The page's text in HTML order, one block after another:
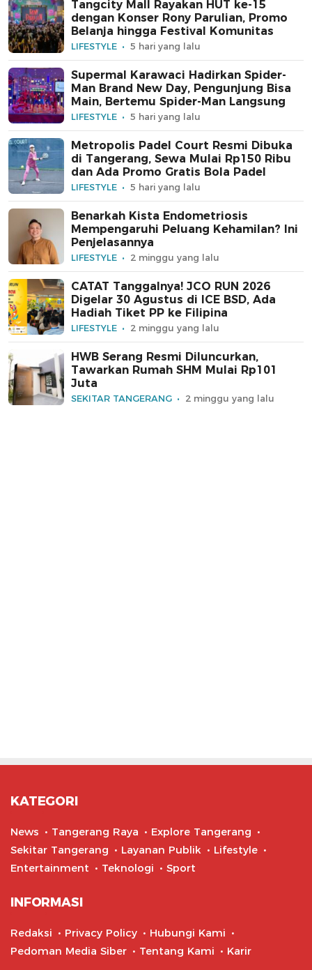
Tangcity Mall Rayakan HUT ke-15
dengan Konser Rony Parulian, Promo
Belanja hingga Festival Komunitas
LIFESTYLE 5 hari yang lalu
Supermal Karawaci Hadirkan Spider-
Man Brand New Day, Pengunjung Bisa
Main, Bertemu Spider-Man Langsung
LIFESTYLE 5 hari yang lalu
Metropolis Padel Court Resmi Dibuka
di Tangerang, Sewa Mulai Rp150 Ribu
dan Ada Promo Gratis Bola Padel
LIFESTYLE 5 hari yang lalu
Benarkah Kista Endometriosis
Mempengaruhi Peluang Kehamilan? Ini
Penjelasannya
LIFESTYLE 2 minggu yang lalu
CATAT Tanggalnya! JCO RUN 2026
Digelar 30 Agustus di ICE BSD, Ada
Hadiah Tiket PP ke Filipina
LIFESTYLE 2 minggu yang lalu
HWB Serang Resmi Diluncurkan,
Tawarkan Rumah SHM Mulai Rp101
Juta
SEKITAR TANGERANG 2 minggu yang lalu
KATEGORI
News Tangerang Raya
Explore Tangerang
Sekitar Tangerang
Layanan Publik
Lifestyle
Entertainment
Teknologi Sport
INFORMASI
Redaksi Privacy Policy
Hubungi Kami
Pedoman Media Siber
Tentang Kami Karir